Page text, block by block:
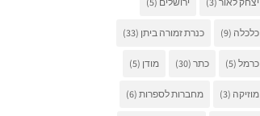
כלכלה (9) כנרת זמורה ביתן (33)
כרמל (5) כתר (30) מודן (5)
מוזיקה (3) מחברות לספרות (6)